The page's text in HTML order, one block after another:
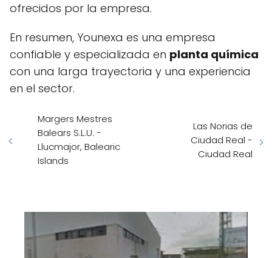
ofrecidos por la empresa.
En resumen, Younexa es una empresa
confiable y especializada en planta química
con una larga trayectoria y una experiencia
en el sector.
Margers Mestres
Balears S.L.U. -
Llucmajor, Balearic
Islands
Las Norias de
Ciudad Real -
Ciudad Real